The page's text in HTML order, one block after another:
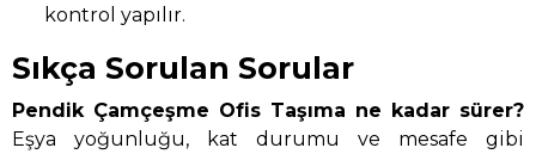
kontrol yapılır.
Sıkça Sorulan Sorular
Pendik Çamçeşme Ofis Taşıma ne kadar sürer?
Eşya yoğunluğu, kat durumu ve mesafe gibi